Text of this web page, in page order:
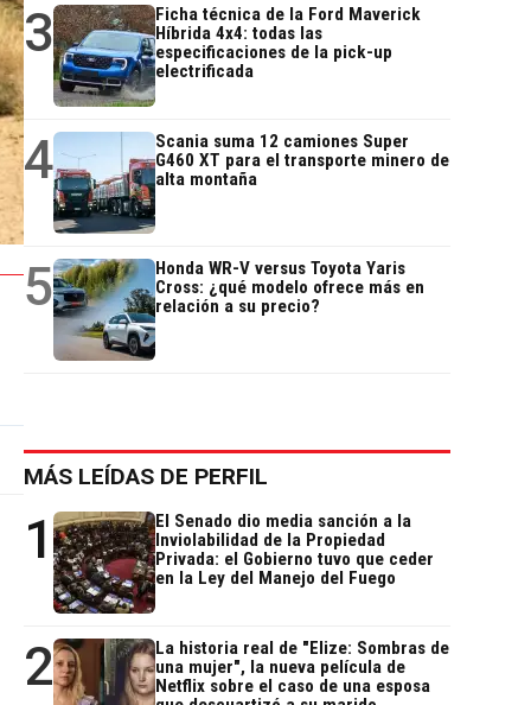
3
Ficha técnica de la Ford Maverick
Híbrida 4x4: todas las
especificaciones de la pick-up
electrificada
4
Scania suma 12 camiones Super
G460 XT para el transporte minero de
alta montaña
5
Honda WR-V versus Toyota Yaris
Cross: ¿qué modelo ofrece más en
relación a su precio?
MÁS LEÍDAS DE PERFIL
1
El Senado dio media sanción a la
Inviolabilidad de la Propiedad
Privada: el Gobierno tuvo que ceder
en la Ley del Manejo del Fuego
2
La historia real de "Elize: Sombras de
una mujer", la nueva película de
Netflix sobre el caso de una esposa